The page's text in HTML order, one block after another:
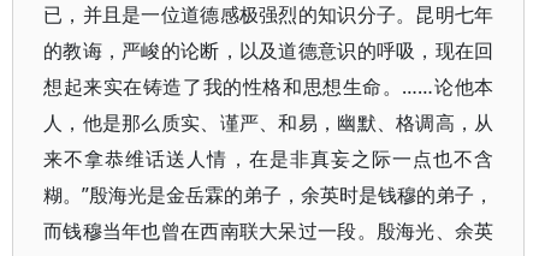
已，并且是一位道德感极强烈的知识分子。昆明七年
的教诲，严峻的论断，以及道德意识的呼吸，现在回
想起来实在铸造了我的性格和思想生命。……论他本
人，他是那么质实、谨严、和易，幽默、格调高，从
来不拿恭维话送人情，在是非真妄之际一点也不含
糊。”殷海光是金岳霖的弟子，余英时是钱穆的弟子，
而钱穆当年也曾在西南联大呆过一段。殷海光、余英